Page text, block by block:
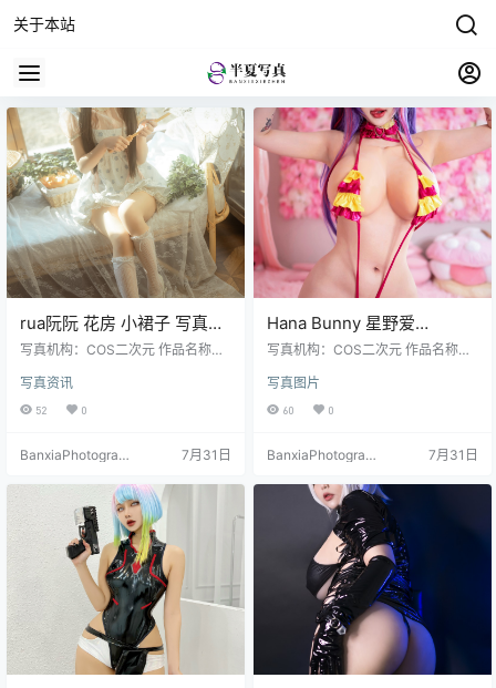
关于本站
rua阮阮 花房 小裙子 写真图
集｜甜系少女私房摄影
写真机构：COS二次元 作品名称：
阮 图片数量：54张 资源大小：661
MB
写真资讯
52 0
BanxiaPhotograp
7月31日
Hana Bunny 星野爱
Cosplay写真｜Oshi no Ko
[18P-234.4M]
写真机构：COS二次元 作品名称：
y 图片数量：18张 资源大小：234.
4MB
写真图片
60 0
BanxiaPhotograp
7月31日